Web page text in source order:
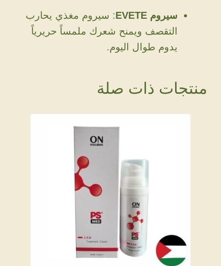
سيروم EVETE
: سيروم مغذي يحارب
التقصف ويمنح شعرك ملمساً حريرياً
يدوم طوال اليوم.
منتجات ذات صلة